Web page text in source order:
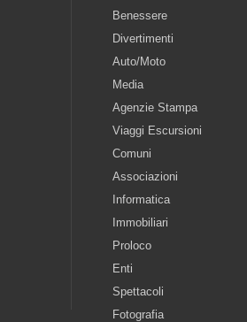
Benessere
Divertimenti
Auto/Moto
Media
Agenzie Stampa
Viaggi Escursioni
Comuni
Associazioni
Informatica
Immobiliari
Proloco
Enti
Spettacoli
Fotografia